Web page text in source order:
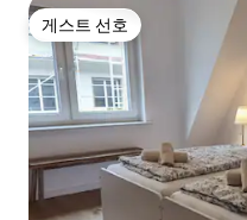
게스트 선호
게스트 선호